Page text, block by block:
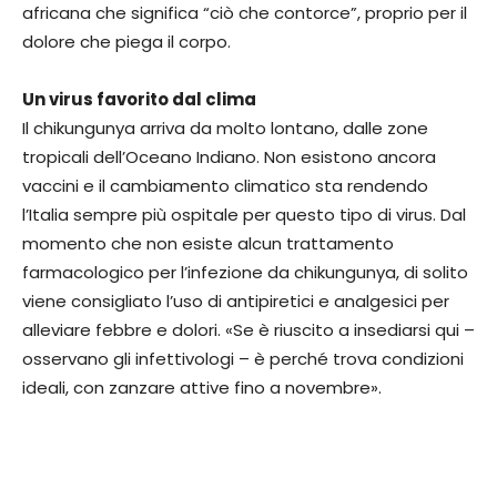
africana che significa “ciò che contorce”, proprio per il
dolore che piega il corpo.
Un virus favorito dal clima
Il chikungunya arriva da molto lontano, dalle zone
tropicali dell’Oceano Indiano. Non esistono ancora
vaccini e il cambiamento climatico sta rendendo
l’Italia sempre più ospitale per questo tipo di virus. Dal
momento che non esiste alcun trattamento
farmacologico per l’infezione da chikungunya, di solito
viene consigliato l’uso di antipiretici e analgesici per
alleviare febbre e dolori. «Se è riuscito a insediarsi qui –
osservano gli infettivologi – è perché trova condizioni
ideali, con zanzare attive fino a novembre».